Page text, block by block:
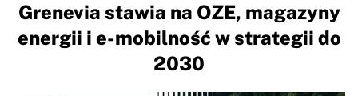
Grenevia stawia na OZE, magazyny
energii i e-mobilność w strategii do
2030